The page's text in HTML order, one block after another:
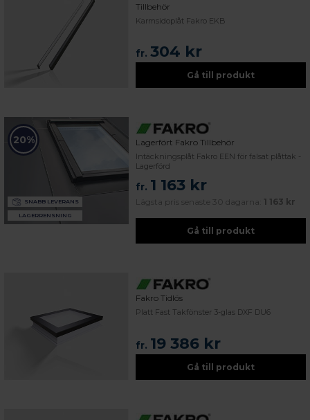
Tillbehör
Karmsidoplåt Fakro EKB
fr. 304 kr
Gå till produkt
20%
SNABB LEVERANS
LAGERRENSNING
Lagerfört Fakro Tillbehör
Intäckningsplåt Fakro EEN för falsat plåttak -
Lagerförd
fr. 1 163 kr
Lägsta pris senaste 30 dagarna: 1 163 kr
Gå till produkt
Fakro Tidlös
Platt Fast Takfönster 3-glas DXF DU6
fr. 19 386 kr
Gå till produkt